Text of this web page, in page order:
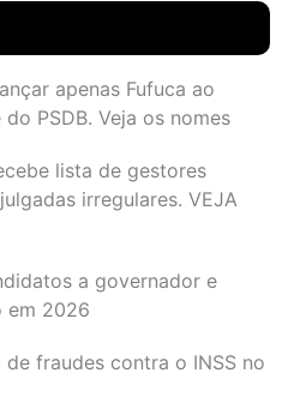
apenas Fufuca ao
PSDB. Veja os nomes
lista de gestores
irregulares. VEJA
a governador e
em 2026
de fraudes contra o INSS no